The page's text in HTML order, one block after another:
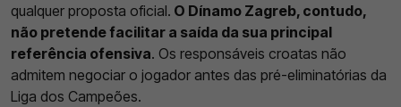
qualquer proposta oficial. O Dínamo Zagreb, contudo,
não pretende facilitar a saída da sua principal
referência ofensiva. Os responsáveis croatas não
admitem negociar o jogador antes das pré-eliminatórias da
Liga dos Campeões.